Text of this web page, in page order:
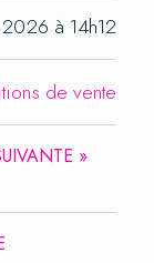
à 14h12
de vente
»